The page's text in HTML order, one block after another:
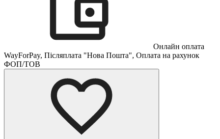
Онлайн оплата
WayForPay, Післяплата "Нова Пошта", Оплата на рахунок
ФОП/ТОВ